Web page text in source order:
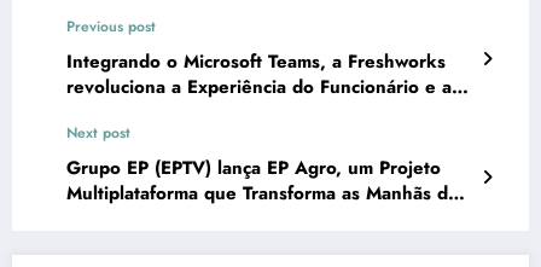
Previous post
Integrando o Microsoft Teams, a Freshworks
revoluciona a Experiência do Funcionário e a
Next post
Grupo EP (EPTV) lança EP Agro, um Projeto
Multiplataforma que Transforma as Manhãs de